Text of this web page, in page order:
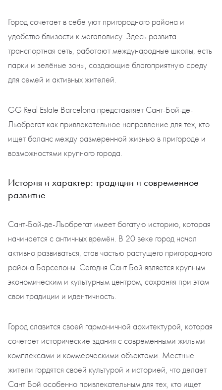
Город сочетает в себе уют пригородного района и
удобство близости к мегаполису. Здесь развита
транспортная сеть, работают международные школы, есть
парки и зелёные зоны, создающие благоприятную среду
для семей и активных жителей.
GG Real Estate Barcelona представляет Сант-Бой-де-
Льобрегат как привлекательное направление для тех, кто
ищет баланс между размеренной жизнью в пригороде и
возможностями крупного города.
История и характер: традиции и современное
развитие
Сант-Бой-де-Льобрегат имеет богатую историю, которая
начинается с античных времён. В 20 веке город начал
активно развиваться, став частью растущего пригородного
района Барселоны. Сегодня Сант Бой является крупным
экономическим и культурным центром, сохраняя при этом
свои традиции и идентичность.
Город славится своей гармоничной архитектурой, которая
сочетает исторические здания с современными жилыми
комплексами и коммерческими объектами. Местные
жители гордятся своей культурой и историей, что делает
Сант Бой особенно привлекательным для тех, кто ищет